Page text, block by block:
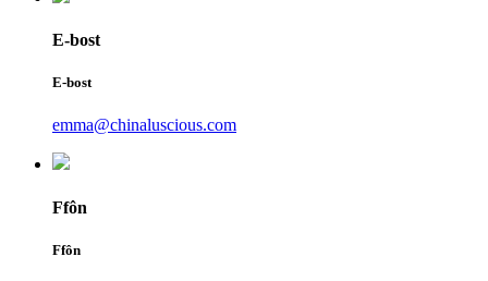
E-bost
E-bost
emma@chinaluscious.com
Ffôn
Ffôn